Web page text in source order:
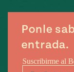
Ponle
entrada.